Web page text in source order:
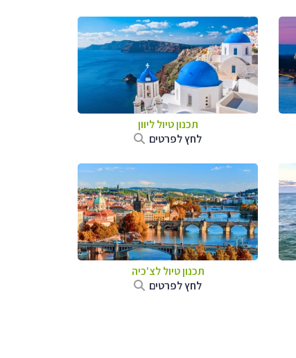
תכנון טיול ליוון
לחץ לפרטים
תכנון טיול לצ'כיה
לחץ לפרטים